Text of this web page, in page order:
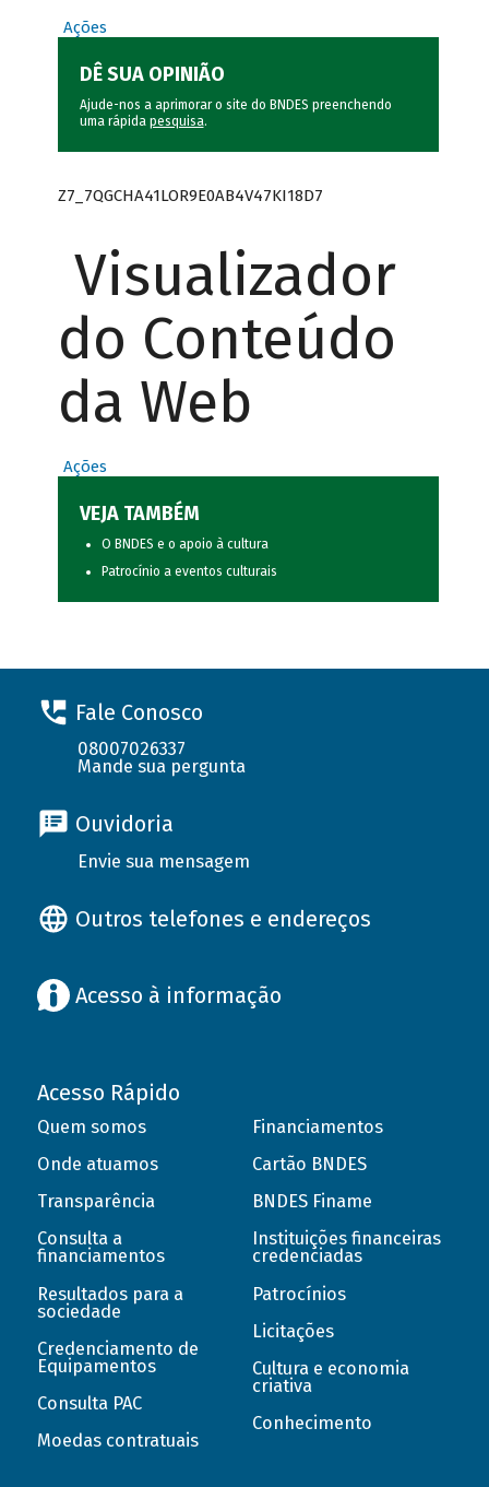
Ações
DÊ SUA OPINIÃO
Ajude-nos a aprimorar o site do BNDES preenchendo
uma rápida pesquisa.
Z7_7QGCHA41LOR9E0AB4V47KI18D7
Visualizador
do Conteúdo
da Web
Ações
VEJA TAMBÉM
O BNDES e o apoio à cultura
Patrocínio a eventos culturais
Fale Conosco
08007026337
Mande sua pergunta
Ouvidoria
Envie sua mensagem
Outros telefones e endereços
Acesso à informação
Acesso Rápido
Quem somos
Onde atuamos
Transparência
Consulta a
financiamentos
Resultados para a
sociedade
Credenciamento de
Equipamentos
Consulta PAC
Moedas contratuais
Financiamentos
Cartão BNDES
BNDES Finame
Instituições financeiras
credenciadas
Patrocínios
Licitações
Cultura e economia
criativa
Conhecimento